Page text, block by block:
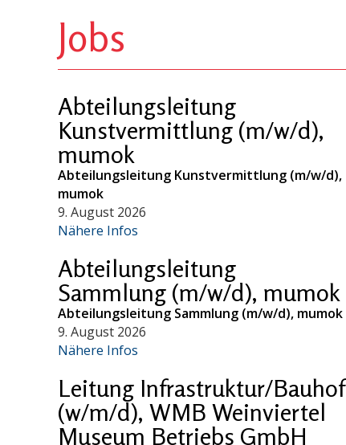
Jobs
Abteilungsleitung
Kunstvermittlung (m/w/d),
mumok
Abteilungsleitung Kunstvermittlung (m/w/d),
mumok
9. August 2026
Nähere Infos
Abteilungsleitung
Sammlung (m/w/d), mumok
Abteilungsleitung Sammlung (m/w/d), mumok
9. August 2026
Nähere Infos
Leitung Infrastruktur/Bauhof
(w/m/d), WMB Weinviertel
Museum Betriebs GmbH